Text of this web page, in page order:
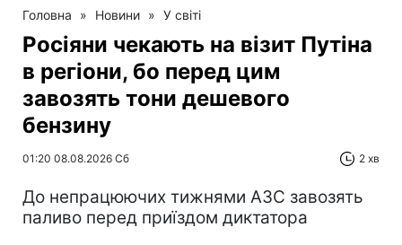
Головна » Новини » У світі
Росіяни чекають на візит Путіна
в регіони, бо перед цим
завозять тони дешевого
бензину
01:20 08.08.2026 Сб 2 хв
До непрацюючих тижнями АЗС завозять
паливо перед приїздом диктатора